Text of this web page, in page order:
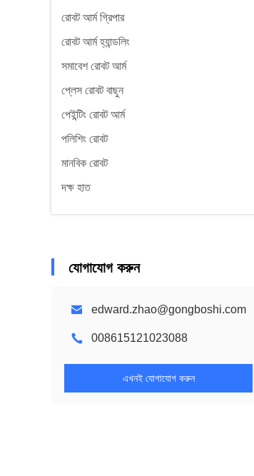
রোবট আর্ম গ্রিপার
রোবট আর্ম হ্যান্ডলিং
সমাবেশ রোবট আর্ম
প্লেস রোবট বাছুন
পেইন্টিং রোবট আর্ম
পলিশিং রোবট
মানবিক রোবট
দক্ষ হাত
যোগাযোগ করুন
edward.zhao@gongboshi.com
008615121023088
এখনই যোগাযোগ করুন